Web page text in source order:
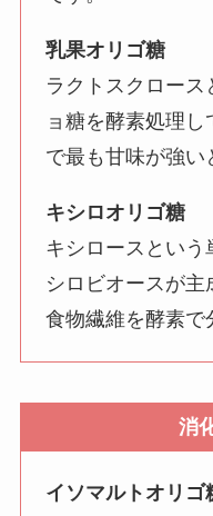
乳果オリゴ糖
ラクトスクロー
ョ糖を酵素処理
で最も甘味が強い
キシロオリゴ糖
キシロースという
シロビオースが主
食物繊維を酵素で
消
イソマルトオリゴ